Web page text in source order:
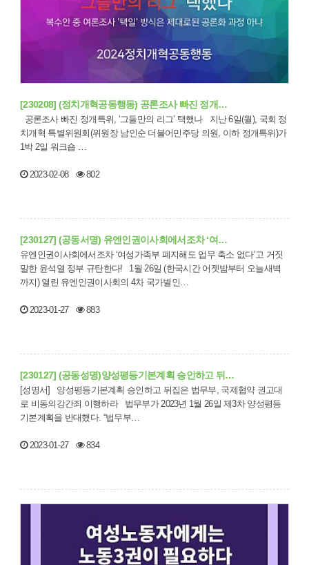
[230208] (정치개혁공동행동) 공론조사 빠진 정개…
치개혁 특별위원회(위원장 남인순 더불어민주당 의원, 이하 정개특위)가
1박 2일 워크숍 …
2023-02-08 802
[230127] (공동서명) 유엔인권이사회에서조차 ‘여…
유엔인권이사회에서조차 ‘여성가족부 폐지해도 업무 축소 없다’고 거짓
말한 윤석열 정부 규탄한다! 1월 26일 (한국시간 어젯밤부터 오늘새벽
까지) 열린 유엔인권이사회의 4차 국가별인…
2023-01-27 883
[230127] (공동성명)양성평등기본계획 승인하고 뒤…
[성명서] 양성평등기본계획 승인하고 뒤집은 법무부, 국제협약 권고대
로 비동의강간죄 이행하라 법무부가 2023년 1월 26일 제3차 양성평등
기본계획을 반대했다. “법무부…
2023-01-27 834